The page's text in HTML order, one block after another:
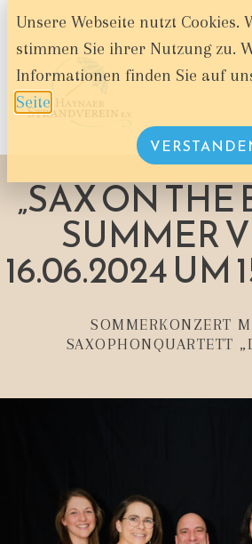
„SAX ON THE
SUMMER
16.06.2024 UM
SOMMERKONZERT
SAXOPHONQUARTETT
Unsere Webseite nutzt Cookies.
stimmen Sie ihrer Nutzung zu.
Informationen finden Sie auf
Seite